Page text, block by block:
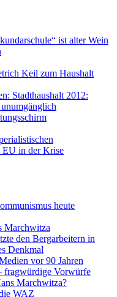
ist alter Wein
Keil zum Haushalt
Stadthaushalt 2012:
EU in der Krise
heute
Marchwitza
den Bergarbeitern in
Denkmal
vor 90 Jahren
fragwürdige Vorwürfe
Marchwitza?
WAZ